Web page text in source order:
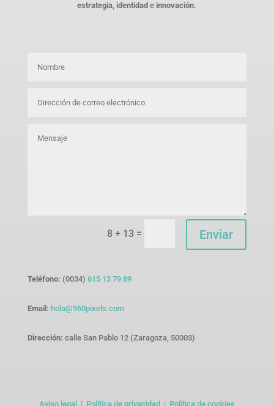
estrategia, identidad e innovación.
8 + 13 = Enviar
Teléfono: (0034) 615 13 79 89
Email: hola@960pixels.com
Dirección: calle San Pablo 12 (Zaragoza, 50003)
Aviso legal | Política de privacidad | Política de cookies